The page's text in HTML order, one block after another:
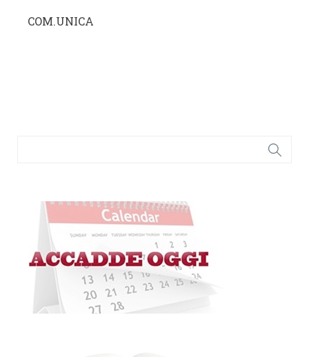
COM.UNICA